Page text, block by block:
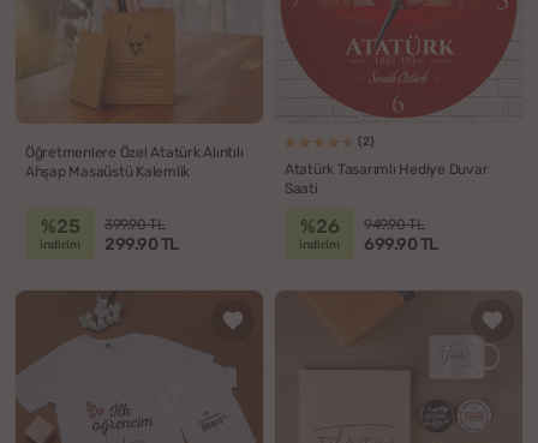
Öğretmenlere Özel Atatürk Alıntılı
Ahşap Masaüstü Kalemlik
%25
indirim
399.90 TL
299.90 TL
(2)
Atatürk Tasarımlı Hediye Duvar
Saati
%26
indirim
949.90 TL
699.90 TL